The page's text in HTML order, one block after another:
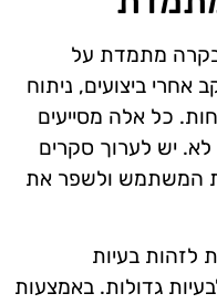
מתמדת על
אחרי ביצועים, ניתוח
כל אלה מסייעים
יש לערוך סקרים
המשתמש ולשפר את
בעיות
גדולות. באמצעות